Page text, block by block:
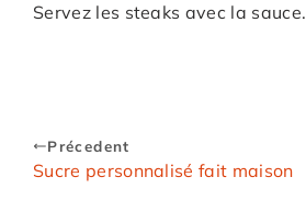
Servez les steaks avec la sauce.
Précedent
Sucre personnalisé fait maison